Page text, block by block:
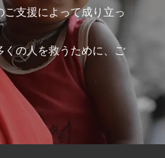
支援によって成り立っ
の人を救うために、ご